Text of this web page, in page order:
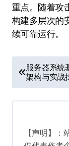
重点。随着攻
构建多层次的
续可靠运行。
章
导
服务器系统
架构与实战
【声明】